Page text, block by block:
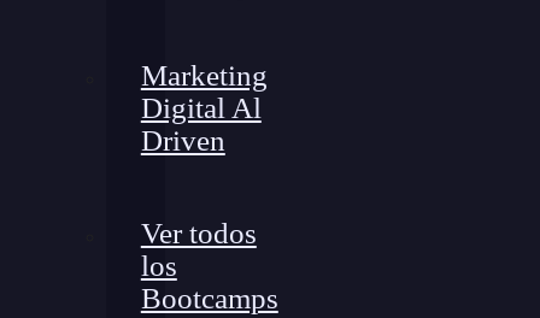
Marketing
Digital Al
Driven
Ver todos
los
Bootcamps